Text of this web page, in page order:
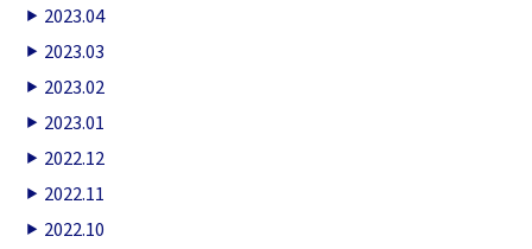
2023.04
2023.03
2023.02
2023.01
2022.12
2022.11
2022.10